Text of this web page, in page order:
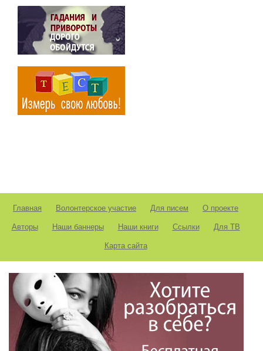
Главная Волонтерское участие Для писем О проекте
Авторы Наши баннеры Наши книги Ссылки Для ТВ
Карта сайта